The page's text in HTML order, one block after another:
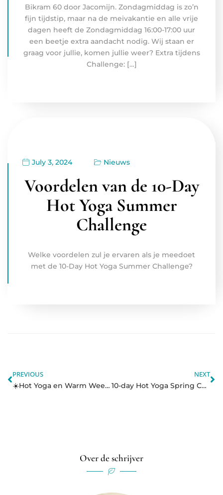
Bikram 60 door Jacomijn. Zondagmiddag is zo’n
fijn tijdstip, maar na de meivakantie en alle vrije
dagen heeft de Zondagmiddag 16:00-17:00 uur
een beetje extra aandacht nodig. Wij staan er
graag voor jullie, komen jullie weer? Extra tijdens
Challenge: […]
July 3, 2024 Nieuws
Voordelen van de 10-Day
Hot Yoga Summer
Challenge
Welke voordelen zul je ervaren als je meedoet
met de 10-Day Hot Yoga Summer Challenge?
PREVIOUS
☀️Hot Yoga en Warm Weer: DOEN! – Hot Yoga 10-day challenge
NEXT
10-day Hot Yoga Spring Challenge
Over de schrijver